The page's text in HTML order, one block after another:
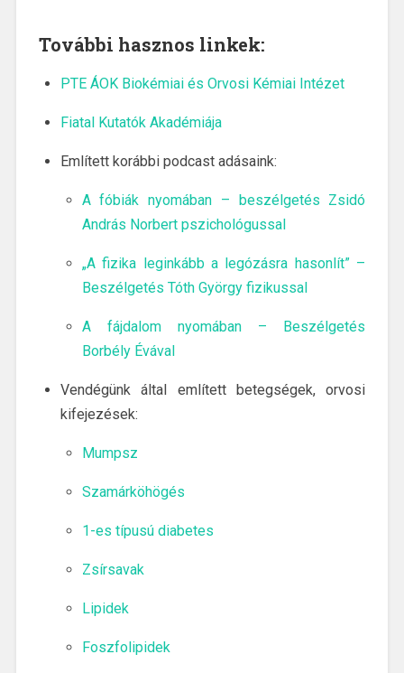
További hasznos linkek:
PTE ÁOK Biokémiai és Orvosi Kémiai Intézet
Fiatal Kutatók Akadémiája
Említett korábbi podcast adásaink:
A fóbiák nyomában – beszélgetés Zsidó
András Norbert pszichológussal
„A fizika leginkább a legózásra hasonlít” –
Beszélgetés Tóth György fizikussal
A fájdalom nyomában – Beszélgetés
Borbély Évával
Vendégünk által említett betegségek, orvosi
kifejezések:
Mumpsz
Szamárköhögés
1-es típusú diabetes
Zsírsavak
Lipidek
Foszfolipidek